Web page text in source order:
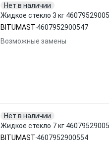
Нет в наличии
Жидкое стекло 3 кг
BITUMAST 4607952900547
Возможные замены
Нет в наличии
Жидкое стекло 7 кг
BITUMAST 4607952900554